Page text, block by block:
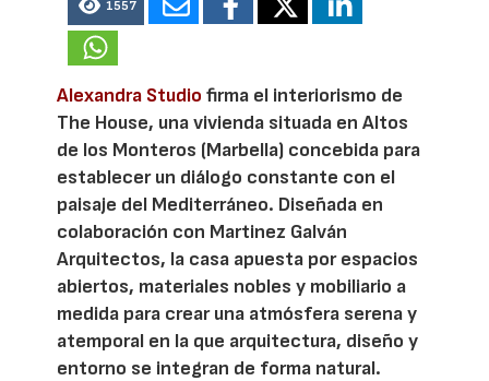
1557
Alexandra Studio firma el interiorismo de
The House, una vivienda situada en Altos
de los Monteros (Marbella) concebida para
establecer un diálogo constante con el
paisaje del Mediterráneo. Diseñada en
colaboración con Martinez Galván
Arquitectos, la casa apuesta por espacios
abiertos, materiales nobles y mobiliario a
medida para crear una atmósfera serena y
atemporal en la que arquitectura, diseño y
entorno se integran de forma natural.